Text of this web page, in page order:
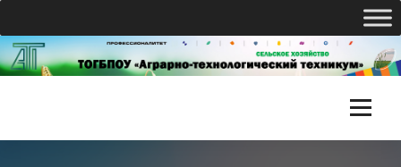
Перейти
к
содержимому